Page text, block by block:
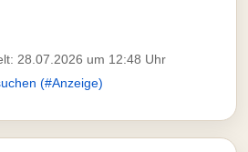
28.07.2026 um 12:48 Uhr
(#Anzeige)